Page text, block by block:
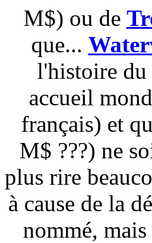
M$) ou de
que...
l'histoire du
accueil
français) et
M$ ???) ne
plus rire
à cause de la
nommé,